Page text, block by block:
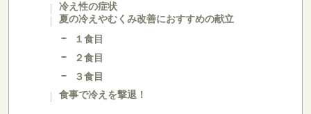
冷え性の症状
夏の冷えやむくみ改善におすすめの献立
１食目
２食目
３食目
食事で冷えを撃退！